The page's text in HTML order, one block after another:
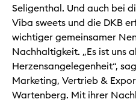
Seligenthal. Und auch bei
Viba sweets und die DKB
wichtiger gemeinsamer
Nachhaltigkeit. „Es ist uns
Herzensangelegenheit“,
Marketing, Vertrieb &
Wartenberg. Mit ihrer